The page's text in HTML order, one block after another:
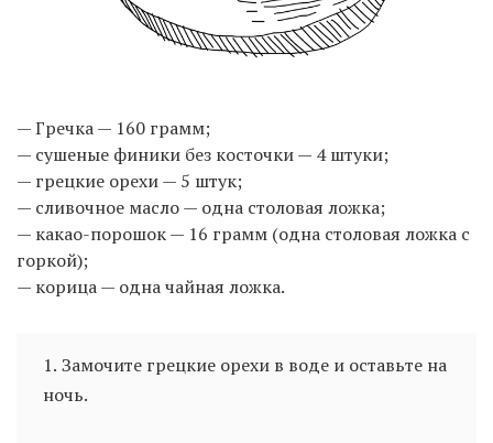
— Гречка — 160 грамм;
— сушеные финики без косточки — 4 штуки;
— грецкие орехи — 5 штук;
— сливочное масло — одна столовая ложка;
— какао-порошок — 16 грамм (одна столовая ложка с
горкой);
— корица — одна чайная ложка.
1. Замочите грецкие орехи в воде и оставьте на
ночь.